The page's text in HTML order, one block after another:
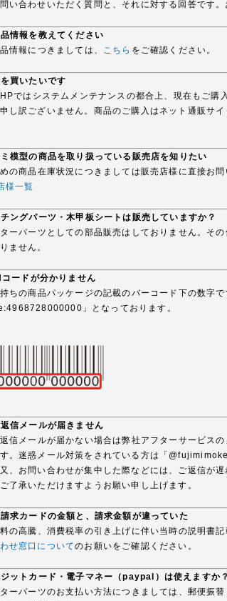
い合わせいただく質問と、それに対する回答です
情報を教えてください
情報につきましては、 こちら をご確認ください。
買いたいです
ではシステムメンテナンスの都合上、現在もご購
し訳ございません。商品のご購入はネット通販サ
模型の商品を取り扱っている販売店を知りたい
の商品在庫状況につきましては販売店様に直接お問
様一覧
ングパーツ・木甲板シートは販売していますか？
ーパーツとしての部品販売はしておりません。そ
ません。
ードが分かりません
ちの商品パッケージの記載のバーコード下の数字
」となっております。
信メールが届きません
信メールが届かない場合は弊社アフターサービス
。迷惑メール対策をされている方は「
、お問い合わせが集中した際などには、ご返信が
了承いただけますようお願い申し上げます。
求カードの金額と、請求金額が違っていた
の高騰、消費税率の引き上げに伴い当時の説明書
せ窓口についてのお願いをご確認ください。
ットカード・電子マネー（paypal）は使えますか？
ーパーツのお支払い方法につきましては、郵便振